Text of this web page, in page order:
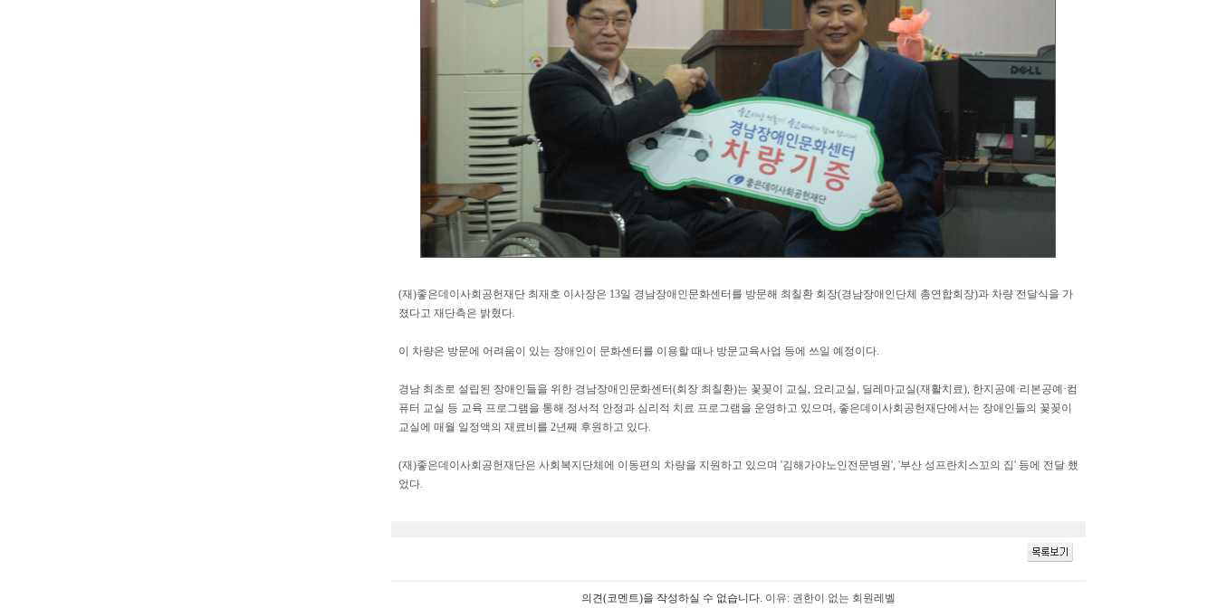
(재)좋은데이사회공헌재단 최재호 이사장은 13일 경남장애인문화센터를 방문해 최칠환 회장(경남장애인단체 총연합회장)과 차량 전달식을 가
졌다고 재단측은 밝혔다.
이 차량은 방문에 어려움이 있는 장애인이 문화센터를 이용할 때나 방문교육사업 등에 쓰일 예정이다.
경남 최초로 설립된 장애인들을 위한 경남장애인문화센터(회장 최칠환)는 꽃꽂이 교실, 요리교실, 딜레마교실(재활치료), 한지공예·리본공예·컴
퓨터 교실 등 교육 프로그램을 통해 정서적 안정과 심리적 치료 프로그램을 운영하고 있으며, 좋은데이사회공헌재단에서는 장애인들의 꽃꽂이
교실에 매월 일정액의 재료비를 2년째 후원하고 있다.
(재)좋은데이사회공헌재단은 사회복지단체에 이동편의 차량을 지원하고 있으며 '김해가야노인전문병원', '부산 성프란치스꼬의 집' 등에 전달 했
었다.
의견(코멘트)을 작성하실 수 없습니다. 이유: 권한이 없는 회원레벨